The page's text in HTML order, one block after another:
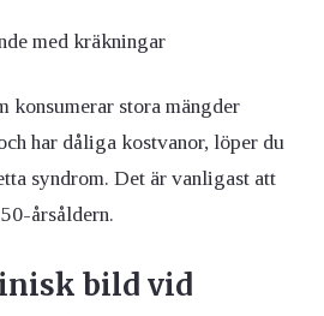
med kräkningar
konsumerar stora mängder
har dåliga kostvanor, löper du
syndrom. Det är vanligast att
årsåldern.
bild vid